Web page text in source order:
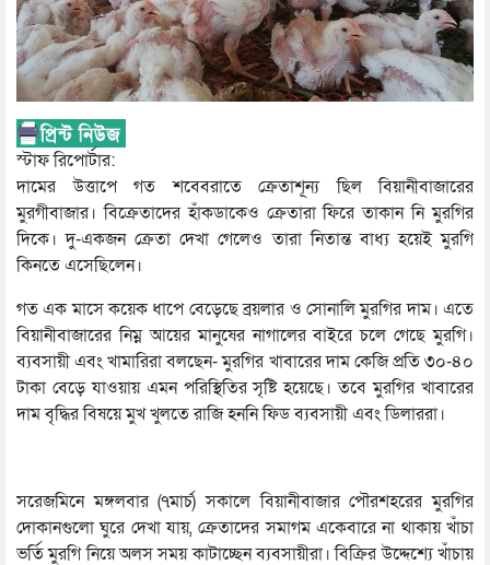
স্টাফ রিপোর্টার:
দামের উত্তাপে গত শবেবরাতে ক্রেতাশূন্য ছিল বিয়ানীবাজারের
মুরগীবাজার। বিক্রেতাদের হাঁকডাকেও ক্রেতারা ফিরে তাকান নি মুরগির
দিকে। দু-একজন ক্রেতা দেখা গেলেও তারা নিতান্ত বাধ্য হয়েই মুরগি
কিনতে এসেছিলেন।
গত এক মাসে কয়েক ধাপে বেড়েছে ব্রয়লার ও সোনালি মুরগির দাম। এতে
বিয়ানীবাজারের নিম্ন আয়ের মানুষের নাগালের বাইরে চলে গেছে মুরগি।
ব্যবসায়ী এবং খামারিরা বলছেন- মুরগির খাবারের দাম কেজি প্রতি ৩০-৪০
টাকা বেড়ে যাওয়ায় এমন পরিস্থিতির সৃষ্টি হয়েছে। তবে মুরগির খাবারের
দাম বৃদ্ধির বিষয়ে মুখ খুলতে রাজি হননি ফিড ব্যবসায়ী এবং ডিলাররা।
সরেজমিনে মঙ্গলবার (৭মার্চ) সকালে বিয়ানীবাজার পৌরশহরের মুরগির
দোকানগুলো ঘুরে দেখা যায়, ক্রেতাদের সমাগম একেবারে না থাকায় খাঁচা
ভর্তি মুরগি নিয়ে অলস সময় কাটাচ্ছেন ব্যবসায়ীরা। বিক্রির উদ্দেশ্যে খাঁচায়